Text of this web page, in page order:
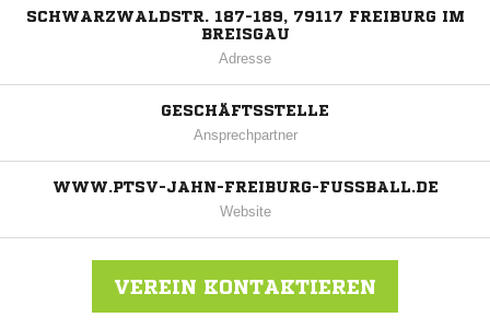
SCHWARZWALDSTR. 187-189, 79117 FREIBURG IM
BREISGAU
Adresse
GESCHÄFTSSTELLE
Ansprechpartner
WWW.PTSV-JAHN-FREIBURG-FUSSBALL.DE
Website
VEREIN KONTAKTIEREN